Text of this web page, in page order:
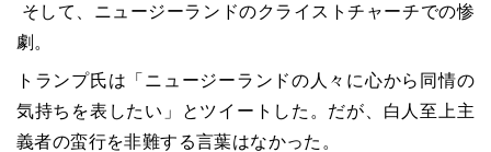
そして、ニュージーランドのクライストチャーチでの惨
劇。
トランプ氏は「ニュージーランドの人々に心から同情の
気持ちを表したい」とツイートした。だが、白人至上主
義者の蛮行を非難する言葉はなかった。